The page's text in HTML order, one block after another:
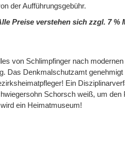
der Aufführungsgebühr.
Preise verstehen sich zzgl. 7 %
von Schlimpfinger nach
Das Denkmalschutzamt
Ein
Schorsch weiß, um
ein Heimatmuseum!